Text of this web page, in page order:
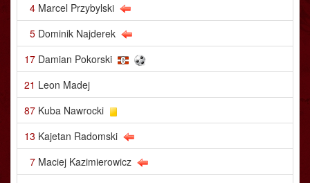
4 Marcel Przybylski
5 Dominik Najderek
17 Damian Pokorski
21 Leon Madej
87 Kuba Nawrocki
13 Kajetan Radomski
7 Maciej Kazimierowicz